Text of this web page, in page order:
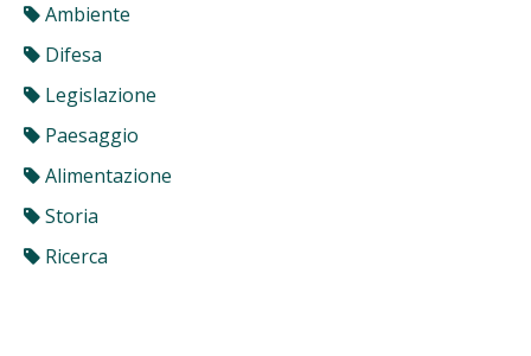
Ambiente
Difesa
Legislazione
Paesaggio
Alimentazione
Storia
Ricerca